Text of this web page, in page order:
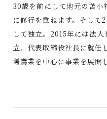
30歳を前にして地元の苫小
に修行を重ねます。そして
して独立。2015年には法
立、代表取締役社長に就任
場鳶業を中心に事業を展開